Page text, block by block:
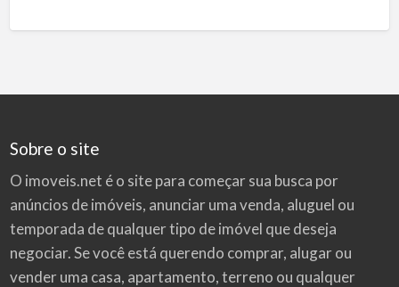
Sobre o site
O imoveis.net é o site para começar sua busca por
anúncios de imóveis, anunciar uma venda, aluguel ou
temporada de qualquer tipo de imóvel que deseja
negociar. Se você está querendo comprar, alugar ou
vender uma casa, apartamento, terreno ou qualquer